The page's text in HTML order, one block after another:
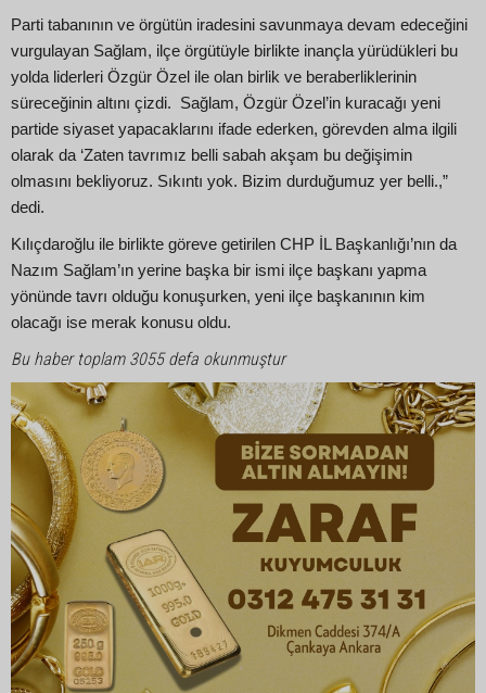
Parti tabanının ve örgütün iradesini savunmaya devam edeceğini
vurgulayan Sağlam, ilçe örgütüyle birlikte inançla yürüdükleri bu
yolda liderleri Özgür Özel ile olan birlik ve beraberliklerinin
süreceğinin altını çizdi. Sağlam, Özgür Özel’in kuracağı yeni
partide siyaset yapacaklarını ifade ederken, görevden alma ilgili
olarak da ‘Zaten tavrımız belli sabah akşam bu değişimin
olmasını bekliyoruz. Sıkıntı yok. Bizim durduğumuz yer belli.,”
dedi.
Kılıçdaroğlu ile birlikte göreve getirilen CHP İL Başkanlığı’nın da
Nazım Sağlam’ın yerine başka bir ismi ilçe başkanı yapma
yönünde tavrı olduğu konuşurken, yeni ilçe başkanının kim
olacağı ise merak konusu oldu.
Bu haber toplam 3055 defa okunmuştur